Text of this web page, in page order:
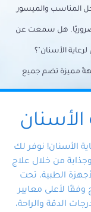
المناسب والميسور
ضروريًا. هل سمعت عن
لرعاية الأسنان"؟
مميزة تضم جميع
تحت سقف واحد،
شاملًا لجميع
الخبرة، ستجد نفسك
احتياجاتك بكل
الأسنان
الأسنان! نوفر لك
من خلال علاج
الطبية، تحت
لأعلى معايير
الدقة والراحة،